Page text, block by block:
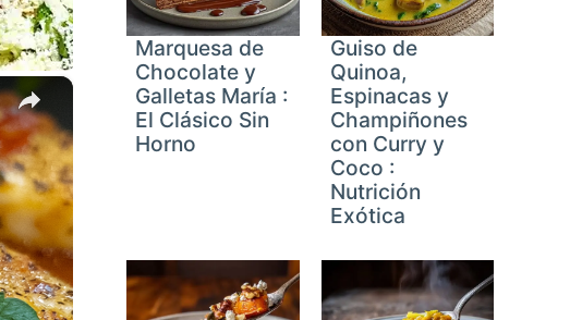
×
Marquesa de
Chocolate y
Galletas María :
El Clásico Sin
Horno
Guiso de
Quinoa,
Espinacas y
Champiñones
con Curry y
Coco :
Nutrición
Exótica